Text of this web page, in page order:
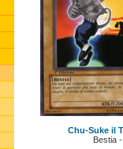
Chu-Suke il
Bestia